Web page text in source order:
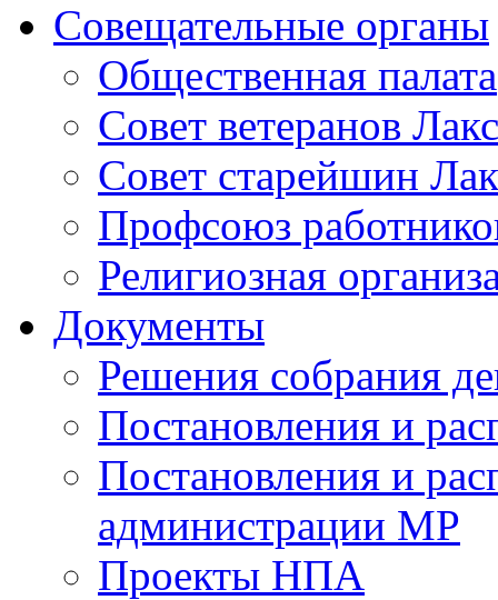
Совещательные органы
Общественная палата
Совет ветеранов
Совет старейшин
Профсоюз
Религиозная
Документы
Решения собрания
Постановления и
Постановления и
администрации МР
Проекты НПА